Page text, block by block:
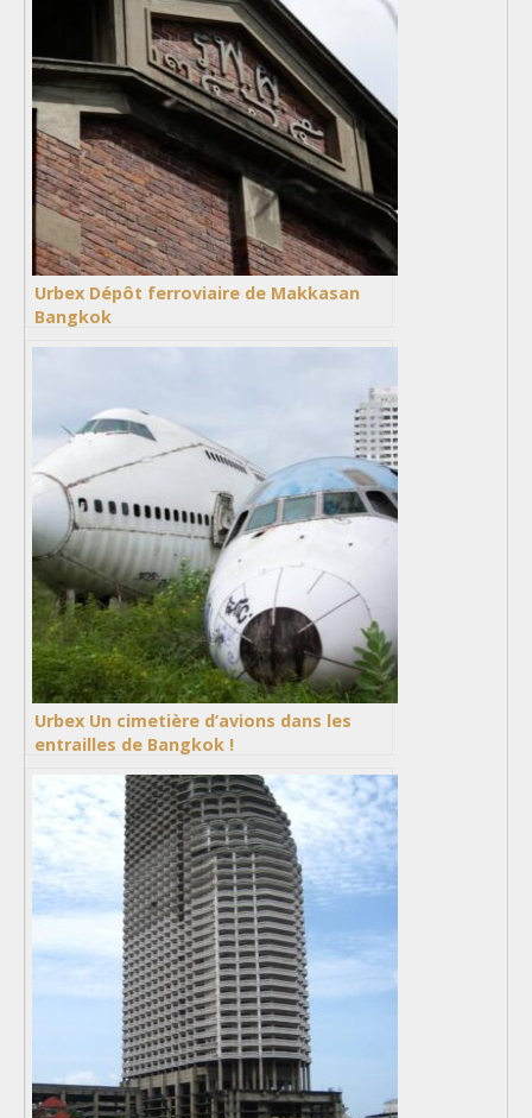
Urbex Dépôt ferroviaire de Makkasan
Bangkok
Urbex Un cimetière d’avions dans les
entrailles de Bangkok !